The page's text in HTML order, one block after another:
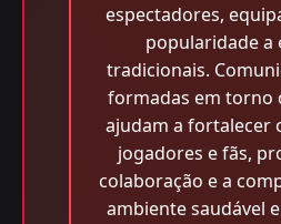
espectadores,
popularidade a
tradicionais.
formadas em torno
ajudam a fortalecer
jogadores e fãs,
colaboração e a
ambiente saudável